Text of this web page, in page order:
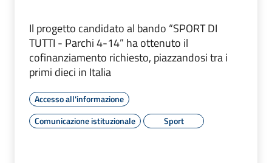
Il progetto candidato al bando “SPORT DI
TUTTI - Parchi 4-14” ha ottenuto il
cofinanziamento richiesto, piazzandosi tra i
primi dieci in Italia
Accesso all'informazione
Comunicazione istituzionale
Sport